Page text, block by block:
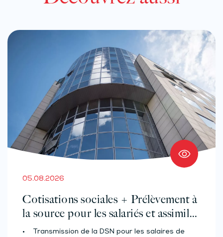
05.08.2026
Cotisations sociales + Prélèvement à
la source pour les salariés et assimilés
(effectif d’au moins 50 salariés)
• Transmission de la DSN pour les salaires de